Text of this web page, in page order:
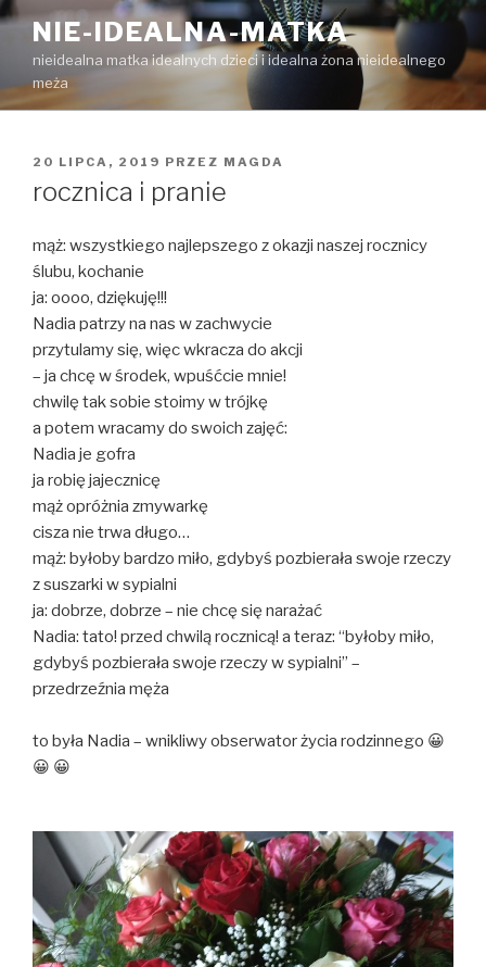
Przejdź
treści
NIE-IDEALNA-MATKA
nieidealna matka idealnych dzieci i idealna żona nieidealnego
meża
OPUBLIKOWANE
20 LIPCA, 2019 PRZEZ MAGDA
rocznica i pranie
mąż: wszystkiego najlepszego z okazji naszej rocznicy
ślubu, kochanie
ja: oooo, dziękuję!!!
Nadia patrzy na nas w zachwycie
przytulamy się, więc wkracza do akcji
– ja chcę w środek, wpuśćcie mnie!
chwilę tak sobie stoimy w trójkę
a potem wracamy do swoich zajęć:
Nadia je gofra
ja robię jajecznicę
mąż opróżnia zmywarkę
cisza nie trwa długo…
mąż: byłoby bardzo miło, gdybyś pozbierała swoje rzeczy
z suszarki w sypialni
ja: dobrze, dobrze – nie chcę się narażać
Nadia: tato! przed chwilą rocznicą! a teraz: “byłoby miło,
gdybyś pozbierała swoje rzeczy w sypialni” –
przedrzeźnia męża
to była Nadia – wnikliwy obserwator życia rodzinnego 😀
😀 😀